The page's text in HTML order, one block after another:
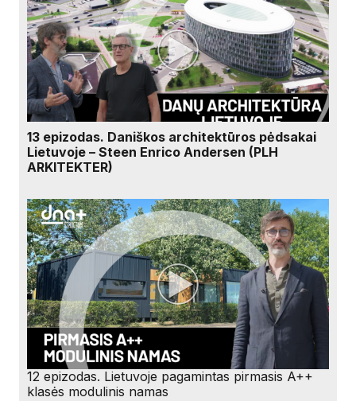
13 epizodas. Daniškos architektūros pėdsakai
Lietuvoje – Steen Enrico Andersen (PLH
ARKITEKTER)
12 epizodas. Lietuvoje pagamintas pirmasis A++
klasės modulinis namas